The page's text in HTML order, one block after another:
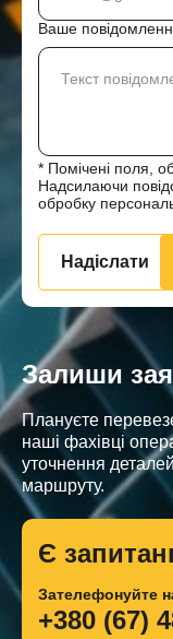
Ваше
* Помічені поля,
Надсилаючи
обробку
Надіслати
Залиши
Плануєте
наші фахівці
уточнення
маршруту.
Є
Зателефонуйте
+380 (67)